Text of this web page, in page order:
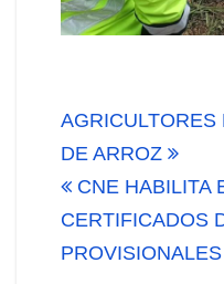
de
entradas
DE ARROZ
CNE HABILITA
CERTIFICADOS